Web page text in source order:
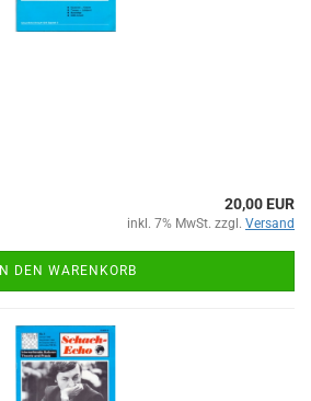
20,00 EUR
inkl. 7% MwSt. zzgl. Versand
IN DEN WARENKORB